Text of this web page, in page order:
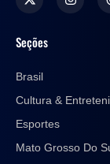
Seções
Brasil
Cultura &
Esportes
Mato Grosso Do